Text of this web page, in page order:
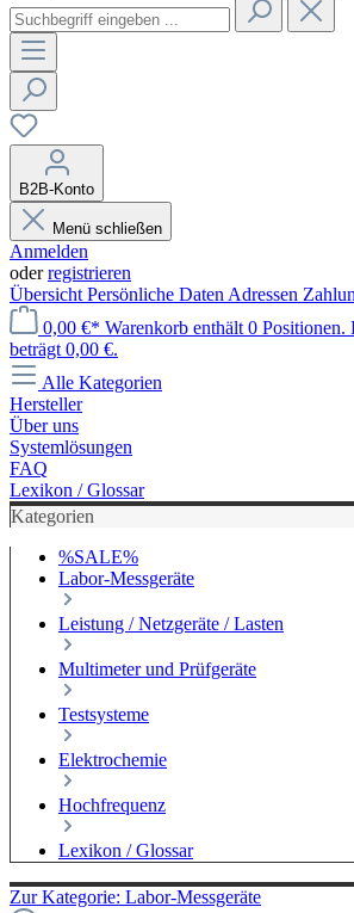
B2B-Konto
Menü schließen
Anmelden
oderregistrieren
Übersicht Persönliche Daten Adressen
0,00 €* Warenkorb enthält 0 Positionen.
beträgt 0,00 €.
Alle Kategorien
Hersteller
Über uns
Systemlösungen
FAQ
Lexikon / Glossar
Kategorien
%SALE%
Labor-Messgeräte
Leistung / Netzgeräte / Lasten
Multimeter und Prüfgeräte
Testsysteme
Elektrochemie
Hochfrequenz
Lexikon / Glossar
Zur Kategorie: Labor-Messgeräte